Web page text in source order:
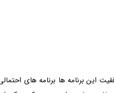
این برنامه ها برنامه های